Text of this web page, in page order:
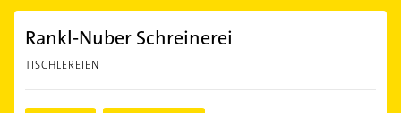
Rankl-Nuber Schreinerei
TISCHLEREIEN